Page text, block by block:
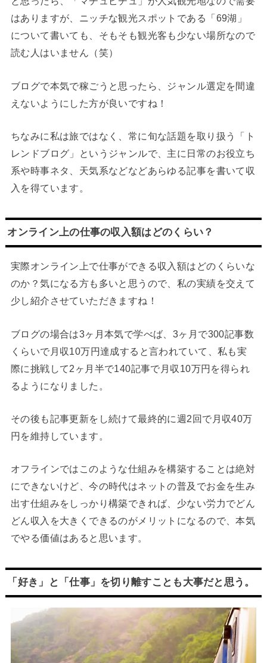
はありますが、ニッチな観光スポットである「69湖」
について書いても、そもそも観光客も少ない場所なので
読む人はいません（笑）
ブログで本気で稼ごうと思ったら、ジャンル選定を間違
えないようにした方が良いですね！
ちなみに私は旅ではなく、常に旬な話題を取り扱う「ト
レンドブログ」というジャンルで、主に日常のお役立ち
系や時事ネタ、天気系などなどあらゆる記事を書いて収
入を得ています。
オンライン上の仕事の収入額はどのくらい？
実際オンライン上で仕事ができる収入額はどのくらいな
のか？気になる方も多いと思うので、私の実績を交えて
少し紹介させていただきますね！
ブログの場合は3ヶ月本気で学べば、3ヶ月で300記事数
くらいで月収10万円達成すると言われていて、私も実
際に挑戦して2ヶ月半で140記事で月収10万円を得られ
るようになりました。
その後も記事更新をし続けて最終的に週2回で月収40万
円を維持しています。
オフラインではこのような仕組みを構築することは絶対
にできないけど、今の時代はネットの普及でお金を生み
出す仕組みをしっかり構築できれば、少ない労力でどん
どん収入を大きくできるのがメリットになるので、本気
でやる価値はあると思います。
「好き」と「仕事」を切り離すことも大事だと思う。